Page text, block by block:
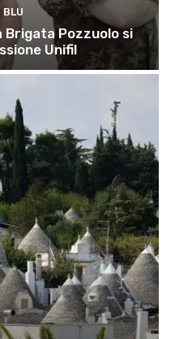
BLU
Brigata Pozzuolo si
Unifil